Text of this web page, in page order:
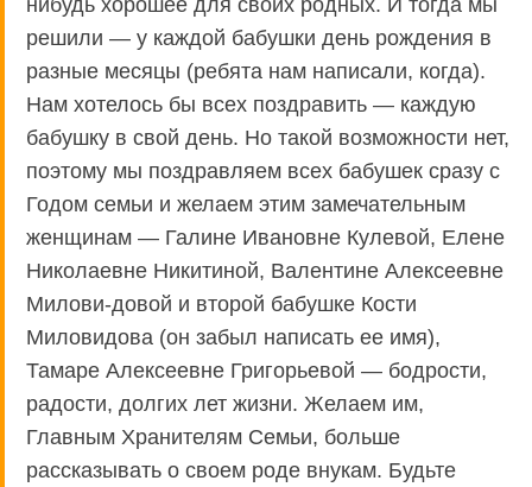
решили — у каждой бабушки день рождения в
разные месяцы (ребята нам написали, когда).
Нам хотелось бы всех поздравить — каждую
бабушку в свой день. Но такой возможности нет,
поэтому мы поздравляем всех бабушек сразу с
Годом семьи и желаем этим замечательным
женщинам — Галине Ивановне Кулевой, Елене
Николаевне Никитиной, Валентине Алексеевне
Милови-довой и второй бабушке Кости
Миловидова (он забыл написать ее имя),
Тамаре Алексеевне Григорьевой — бодрости,
радости, долгих лет жизни. Желаем им,
Главным Хранителям Семьи, больше
рассказывать о своем роде внукам. Будьте